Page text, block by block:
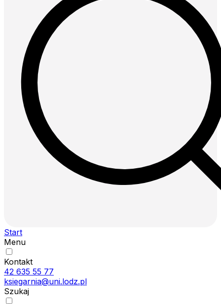
Start
Menu
Kontakt
42 635 55 77
ksiegarnia@uni.lodz.pl
Szukaj